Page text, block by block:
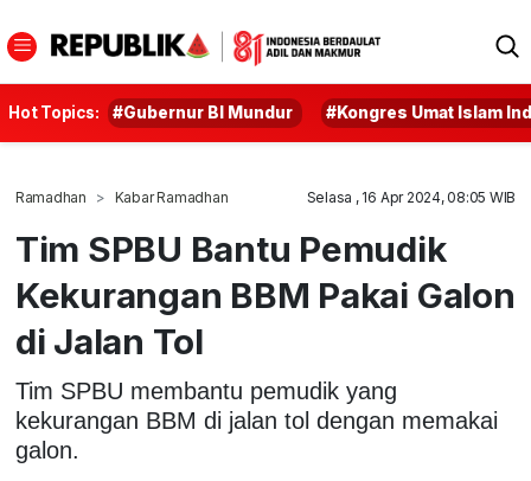
Hot Topics: #Gubernur BI Mundur #Kongres Umat Islam
Ramadhan Kabar Ramadhan Selasa , 16 Apr 2024, 08:05 WIB
Tim SPBU Bantu Pemudik
Kekurangan BBM Pakai Galon
di Jalan Tol
Tim SPBU membantu pemudik yang
kekurangan BBM di jalan tol dengan memakai
galon.